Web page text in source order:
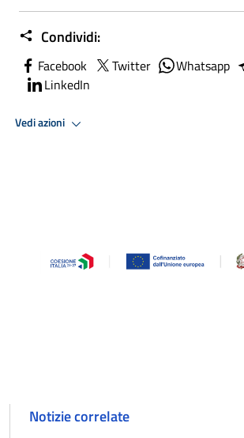
Condividi:
Facebook Twitter Whatsapp
LinkedIn
Vedi azioni
Notizie correlate